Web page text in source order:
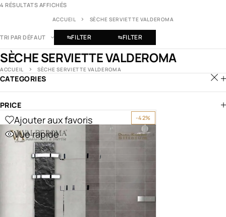
4 RÉSULTATS AFFICHÉS
ACCUEIL SÈCHE SERVIETTE VALDEROMA
TRI PAR DÉFAUT FILTER FILTER
SÈCHE SERVIETTE VALDEROMA
ACCUEIL SÈCHE SERVIETTE VALDEROMA
CATEGORIES
PRICE
-42%
Ajouter aux favoris
Vue rapide